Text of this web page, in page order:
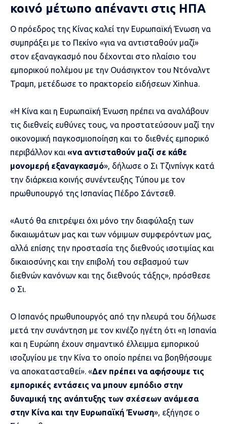
κοινό μέτωπο απέναντι στις ΗΠΑ
Ο πρόεδρος της Κίνας καλεί την Ευρωπαϊκή Ένωση να
συμπράξει με το Πεκίνο «για να αντισταθούν μαζί»
στον εξαναγκασμό που δέχονται στο πλαίσιο του
εμπορικού πολέμου με την Ουάσιγκτον του Ντόναλντ
Τραμπ, μετέδωσε το πρακτορείο ειδήσεων Xinhua.
«Η Κίνα και η Ευρωπαϊκή Ένωση πρέπει να αναλάβουν
τις διεθνείς ευθύνες τους, να προστατεύσουν μαζί την
οικονομική παγκοσμιοποίηση και το διεθνές εμπορικό
περιβάλλον και «να αντισταθούν μαζί σε κάθε
μονομερή εξαναγκασμό», δήλωσε ο Σι Τζινπίνγκ κατά
την διάρκεια κοινής συνέντευξης Τύπου με τον
πρωθυπουργό της Ισπανίας Πέδρο Σάντσεθ.
«Αυτό θα επιτρέψει όχι μόνο την διαφύλαξη των
δικαιωμάτων μας και των νόμιμων συμφερόντων μας,
αλλά επίσης την προστασία της διεθνούς ισοτιμίας και
δικαιοσύνης και την επιβολή του σεβασμού των
διεθνών κανόνων και της διεθνούς τάξης», πρόσθεσε
ο Σι.
Ο Ισπανός πρωθυπουργός από την πλευρά του δήλωσε
μετά την συνάντηση με τον κινέζο ηγέτη ότι «η Ισπανία
και η Ευρώπη έχουν σημαντικό έλλειμμα εμπορικού
ισοζυγίου με την Κίνα το οποίο πρέπει να βοηθήσουμε
να αποκατασταθεί». «Δεν πρέπει να αφήσουμε τις
εμπορικές εντάσεις να μπουν εμπόδιο στην
δυναμική της ανάπτυξης των σχέσεων ανάμεσα
στην Κίνα και την Ευρωπαϊκή Ένωση», εξήγησε ο